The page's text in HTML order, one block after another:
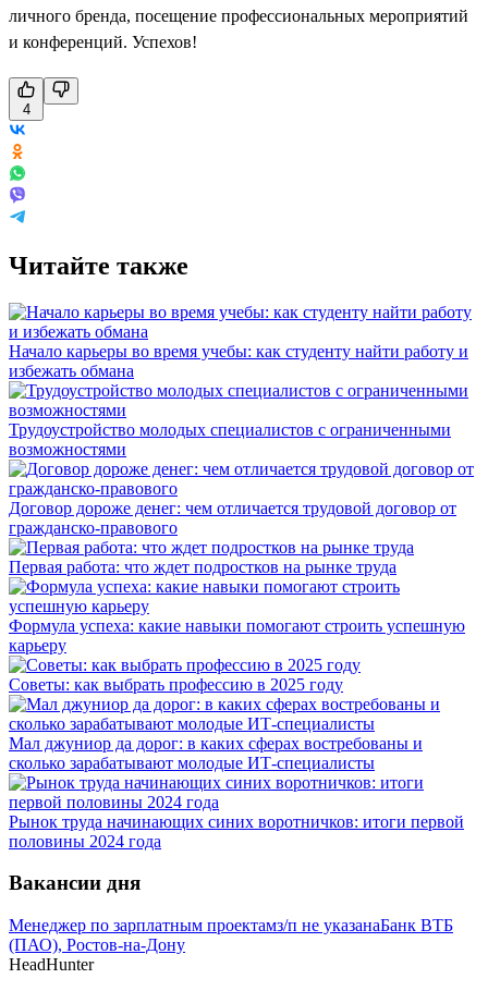
личного бренда, посещение профессиональных мероприятий
и конференций. Успехов!
4
Читайте также
Начало карьеры во время учебы: как студенту найти работу и
избежать обмана
Трудоустройство молодых специалистов с ограниченными
возможностями
Договор дороже денег: чем отличается трудовой договор от
гражданско-правового
Первая работа: что ждет подростков на рынке труда
Формула успеха: какие навыки помогают строить успешную
карьеру
Советы: как выбрать профессию в 2025 году
Мал джуниор да дорог: в каких сферах востребованы и
сколько зарабатывают молодые ИТ-специалисты
Рынок труда начинающих синих воротничков: итоги первой
половины 2024 года
Вакансии дня
Менеджер по зарплатным проектамз/п не указанаБанк ВТБ
(ПАО), Ростов-на-Дону
HeadHunter